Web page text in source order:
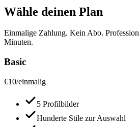
Wähle deinen Plan
Einmalige Zahlung. Kein Abo.
Minuten.
Basic
€10/einmalig
5 Profilbilder
Hunderte Stile zur Auswahl